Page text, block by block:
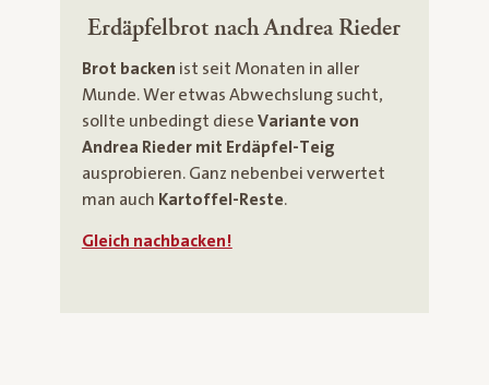
Erdäpfelbrot nach Andrea Rieder
Brot backen ist seit Monaten in aller
Munde. Wer etwas Abwechslung sucht,
sollte unbedingt diese Variante von
Andrea Rieder mit Erdäpfel-Teig
ausprobieren. Ganz nebenbei verwertet
man auch Kartoffel-Reste.
Gleich nachbacken!